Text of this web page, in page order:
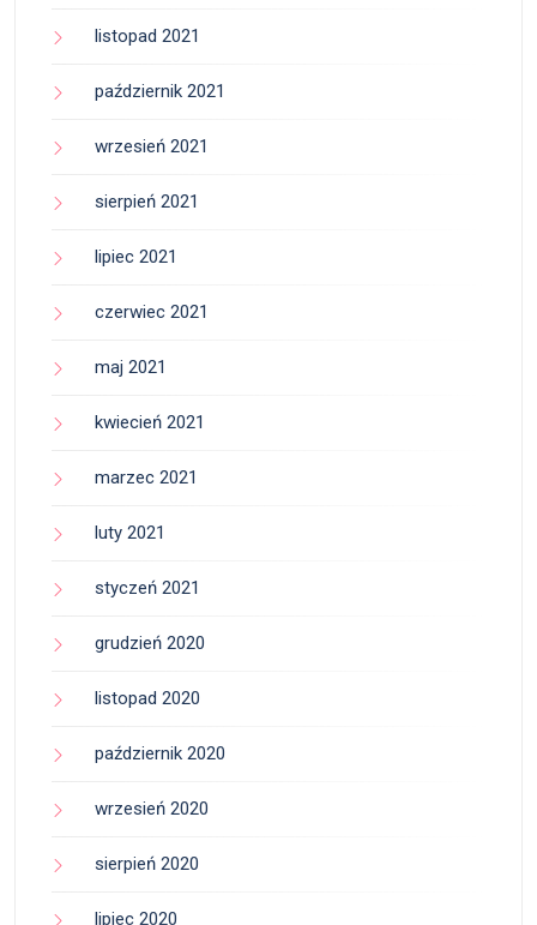
listopad 2021
październik 2021
wrzesień 2021
sierpień 2021
lipiec 2021
czerwiec 2021
maj 2021
kwiecień 2021
marzec 2021
luty 2021
styczeń 2021
grudzień 2020
listopad 2020
październik 2020
wrzesień 2020
sierpień 2020
lipiec 2020